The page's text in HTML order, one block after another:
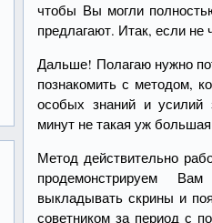
чтобы Вы могли
предлагают. Итак, если
Дальше! Полагаю нужно
познакомить с методом,
особых знаний и усилий
минут не такая уж
Метод действительно
продемонстрируем
выкладывать скрины и
советником за период с